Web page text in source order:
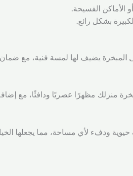
المبخرة يضيف لها لمسة فنية، مع
منزلك مظهرًا عصريًا ودافئًا، مع
ودفء لأي مساحة، مما يجعلها الخيار